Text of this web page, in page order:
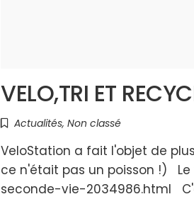
VELO,TRI ET
Actualités, Non classé
VeloStation a fait l'objet de
ce n'était pas un poisson !)
seconde-vie-2034986.html